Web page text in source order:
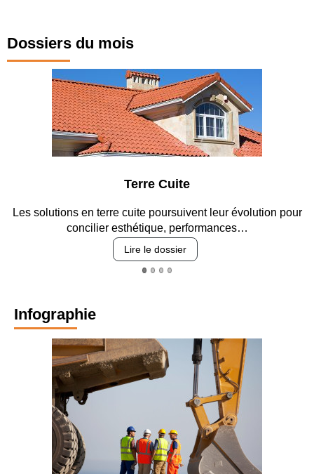
Dossiers du mois
Terre Cuite
Les solutions en terre cuite poursuivent leur évolution pour
concilier esthétique, performances…
Lire le dossier
Infographie